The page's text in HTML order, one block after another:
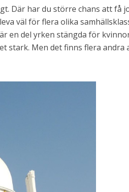
Där har du större chans att få
väl för flera olika
en del yrken stängda för
Men det finns flera andra